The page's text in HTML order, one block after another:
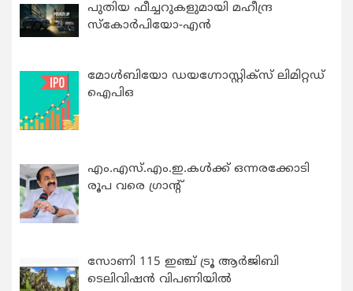
പുതിയ ഫീച്ചറുകളുമായി മഹീന്ദ്ര
സ്കോർപിയോ-എൻ
മോൾബിയോ ഡയഗ്നോസ്റ്റിക്സ് ലിമിറ്റഡ്
ഐപിഒ
എം.എസ്.എം.ഇ.കൾക്ക് ഒന്നരക്കോടി
രൂപ വരെ ഗ്രാന്റ്
സോണി 115 ഇഞ്ച് ട്രൂ ആർജിബി
ടെലിവിഷൻ വിപണിയിൽ